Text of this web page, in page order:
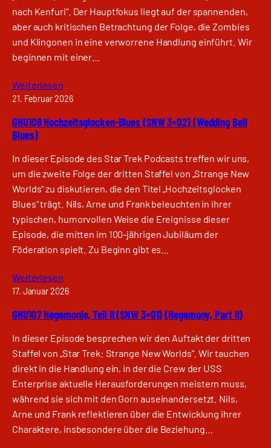
nach Kenfuri“. Der Hauptfokus liegt auf der spannenden,
aber auch kritischen Betrachtung der Folge, die Zombies
und Klingonen in eine verworrene Handlung einführt. Wir
beginnen mit einer…
Weiterlesen
21. Februar 2026
GHU108 Hochzeitsglocken-Blues (SNW 3×02) (Wedding Bell
Blues)
In dieser Episode des Star Trek Podcasts treffen wir uns,
um die zweite Folge der dritten Staffel von „Strange New
Worlds“ zu diskutieren, die den Titel „Hochzeitsglocken
Blues“ trägt. Nils, Arne und Frank beleuchten in ihrer
typischen, humorvollen Weise die Ereignisse dieser
Episode, die mitten im 100-jährigen Jubiläum der
Föderation spielt. Zu Beginn gibt es…
Weiterlesen
17. Januar 2026
GHU107 Hegemonie, Teil II (SNW 3×01) (Hegemony, Part II)
In dieser Episode besprechen wir den Auftakt der dritten
Staffel von „Star Trek: Strange New Worlds“. Wir tauchen
direkt in die Handlung ein, in der die Crew der USS
Enterprise aktuelle Herausforderungen meistern muss,
während sie sich mit den Gorn auseinandersetzt. Nils,
Arne und Frank reflektieren über die Entwicklung ihrer
Charaktere, insbesondere über die Beziehung…